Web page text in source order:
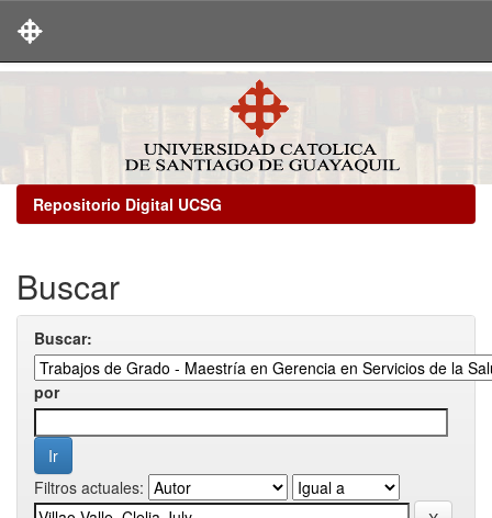
Repositorio Digital UCSG
Buscar
Buscar:
por
Filtros actuales: